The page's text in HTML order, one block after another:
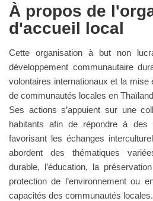
À propos de
d'accueil local
Cette organisation à but non
développement communautaire
volontaires internationaux et la
de communautés locales en
Ses actions s’appuient sur une
habitants afin de répondre à des
favorisant les échanges
abordent des thématiques
durable, l’éducation, la
protection de l’environnement ou
capacités des communautés locales.